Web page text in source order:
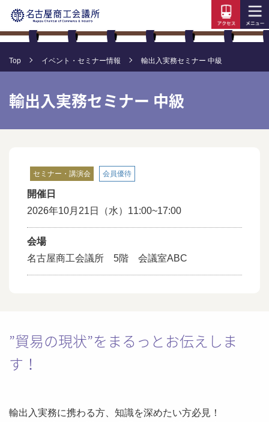
Top イベント・セミナー情報 輸出入実務セミナー 中級
輸出入実務セミナー 中級
セミナー・講演会 会員優待
開催日
2026年10月21日（水）11:00~17:00
会場
名古屋商工会議所 5階 会議室ABC
”貿易の現状”をまるっとお伝えしま
す！
輸出入実務に携わる方、知識を深めたい方必見！